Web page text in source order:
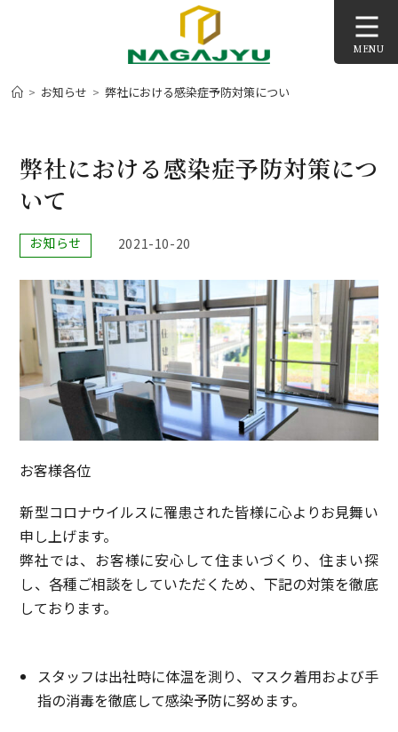
MENU
> お知らせ > 弊社における感染症予防対策について
弊社における感染症予防対策につ
いて
投
稿
カ
テ
ゴ
リ
ー:
お知らせ
投
公
開
日:
2021-10-20
お客様各位
新型コロナウイルスに罹患された皆様に心よりお見舞い
申し上げます。
弊社では、お客様に安心して住まいづくり、住まい探
し、各種ご相談をしていただくため、下記の対策を徹底
しております。
スタッフは出社時に体温を測り、マスク着用および手
指の消毒を徹底して感染予防に努めます。